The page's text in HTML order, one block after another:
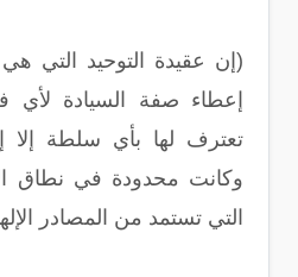
(إن عقيدة التوحيد التي
إعطاء صفة السيادة لأي
تعترف لها بأي سلطة إلا
وكانت محدودة في نطاق
التي تستمد من المصادر